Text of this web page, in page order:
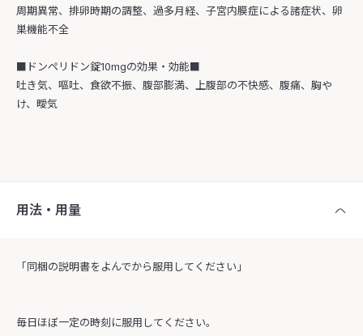
周期異常、排卵時期の調整、過多月経、子宮内膜症による諸症状、卵
巣機能不全
■ドンペリドン錠10mgの効果・効能■
吐き気、嘔吐、食欲不振、腹部膨満、上腹部の不快感、腹痛、胸や
け、曖気
用法・用量
「同梱の説明書をよんでから服用してください」
毎日ほぼ一定の時刻に服用してください。